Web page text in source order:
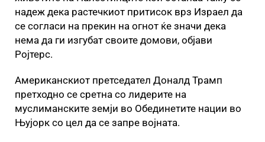
надеж дека растечкиот притисок врз Израел да
се согласи на прекин на огнот ќе значи дека
нема да ги изгубат своите домови, објави
Ројтерс.
Американскиот претседател Доналд Трамп
претходно се сретна со лидерите на
муслиманските земји во Обединетите нации во
Њујорк со цел да се запре војната.